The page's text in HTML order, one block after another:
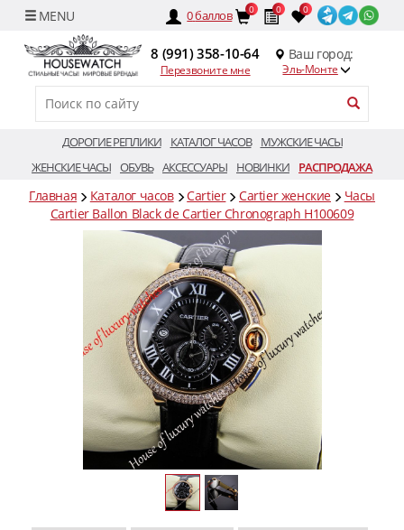
0баллов 0 0 0
8 (991) 358-10-64
Перезвоните мне
Ваш город:
Эль-Монте
ДОРОГИЕ РЕПЛИКИ КАТАЛОГ ЧАСОВ
МУЖСКИЕ ЧАСЫ
ЖЕНСКИЕ ЧАСЫ ОБУВЬ АКСЕССУАРЫ НОВИНКИ РАСПРОДАЖА
Главная Каталог часов Cartier Cartier женские
Часы
Cartier Ballon Black de Cartier Chronograph H100609